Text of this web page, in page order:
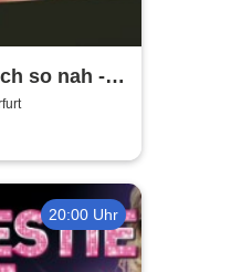
so nah -
Lee-Hoff |
korean.
20:00 Uhr